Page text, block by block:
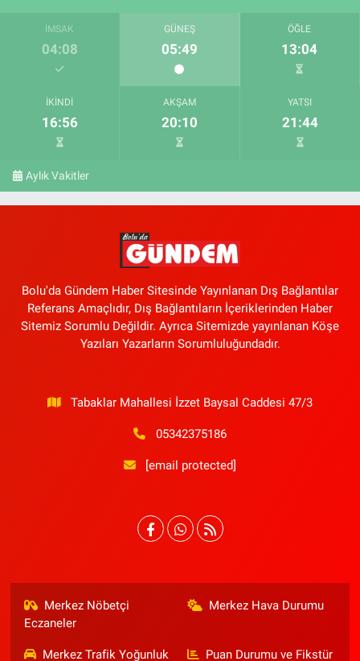
İMSAK
04:08
GÜNEŞ
05:49
ÖĞLE
13:04
İKINDI
16:56
AKŞAM
20:10
YATSI
21:44
Aylık Vakitler
Bolu'da Gündem Haber Sitesinde Yayınlanan Dış Bağlantılar
Referans Amaçlıdır, Dış Bağlantıların İçeriklerinden Haber
Sitemiz Sorumlu Değildir. Ayrıca Sitemizde yayınlanan Köşe
Yazıları Yazarların Sorumluluğundadır.
Tabaklar Mahallesi İzzet Baysal Caddesi 47/3
05342375186
[email protected]
Merkez Nöbetçi
Eczaneler
Merkez Hava Durumu
Merkez Trafik Yoğunluk Puan Durumu ve Fikstür